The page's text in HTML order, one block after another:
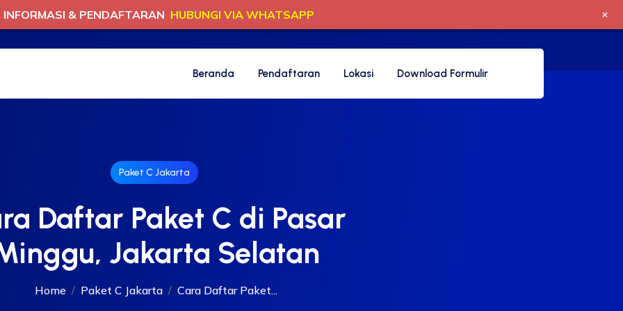
Beranda Pendaftaran Lokasi Download Formulir
Paket C Jakarta
Daftar Paket C di Pasar
Jakarta Selatan
Home Paket C Jakarta Cara Daftar Paket...
INFORMASI & PENDAFTARAN HUBUNGI VIA WHATSAPP +